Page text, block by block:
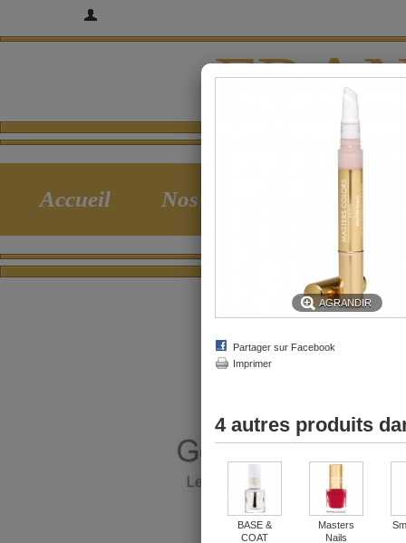
Accueil Nos Prestations Nos